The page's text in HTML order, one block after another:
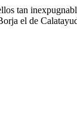
tan
el de